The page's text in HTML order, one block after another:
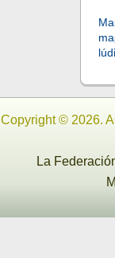
Copyright © 2026.
La